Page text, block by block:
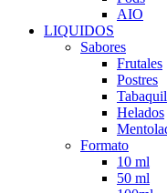
AIO
LIQUIDOS
Sabores
Frutales
Postres
Helados
Formato
10 ml
50 ml